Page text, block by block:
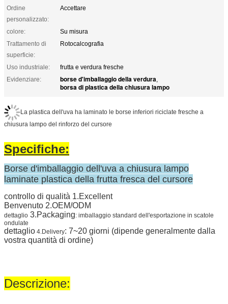
Ordine
personalizzato:
Accettare
colore:
Su misura
Trattamento di
superficie:
Rotocalcografia
Uso industriale:
frutta e verdura fresche
Evidenziare:
borse d'imballaggio della verdura,
borsa di plastica della chiusura lampo
La plastica dell'uva ha laminato le borse inferiori riciclate fresche a
chiusura lampo del rinforzo del cursore
Specifiche:
Borse d'imballaggio dell'uva a chiusura lampo
laminate plastica della frutta fresca del cursore
controllo di qualità 1.Excellent
Benvenuto 2.OEM/ODM
dettaglio 3.Packaging: imballaggio standard dell'esportazione in scatole
ondulate
dettaglio 4.Delivery: 7~20 giorni (dipende generalmente dalla
vostra quantità di ordine)
Descrizione: